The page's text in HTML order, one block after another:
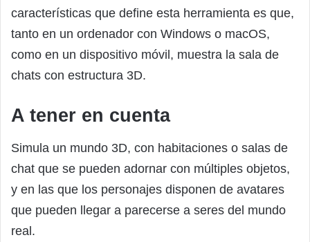
características que define esta herramienta es que,
tanto en un ordenador con Windows o macOS,
como en un dispositivo móvil, muestra la sala de
chats con estructura 3D.
A tener en cuenta
Simula un mundo 3D, con habitaciones o salas de
chat que se pueden adornar con múltiples objetos,
y en las que los personajes disponen de avatares
que pueden llegar a parecerse a seres del mundo
real.